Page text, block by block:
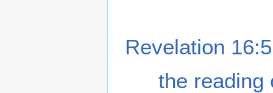
Revelation
the reading